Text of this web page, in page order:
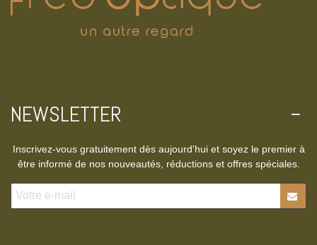
NEWSLETTER
Inscrivez-vous gratuitement dès aujourd'hui et soyez le premier à
être informé de nos nouveautés, réductions et offres spéciales.